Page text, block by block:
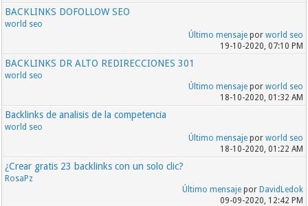
BACKLINKS DOFOLLOW SEO
world seo
Último mensajepor world seo
19-10-2020, 07:10 PM
BACKLINKS DR ALTO REDIRECCIONES 301
world seo
Último mensajepor world seo
18-10-2020, 01:32 AM
Backlinks de analisis de la competencia
world seo
Último mensajepor world seo
18-10-2020, 01:22 AM
¿Crear gratis 23 backlinks con un solo clic?
RosaPz
Último mensajepor DavidLedok
09-09-2020, 12:42 PM